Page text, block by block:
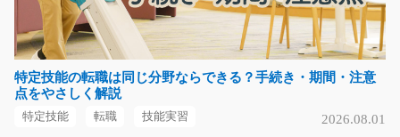
気になる
(フォークリフト)空箱を準備したり/y03_00810
急募
特定技能の転職は同じ分野ならできる？手続き・期間・注意
点をやさしく解説
特定技能 転職 技能実習 2026.08.01